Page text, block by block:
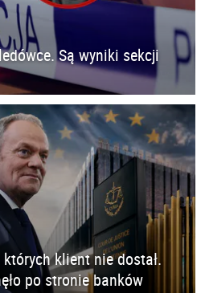
Są wyniki sekcji
klient nie dostał.
po stronie banków